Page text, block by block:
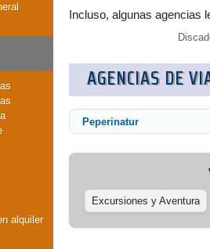
alquiler
Incluso, algunas agencias
AGENCIAS DE
Peperinatur
Excursiones y Aventura